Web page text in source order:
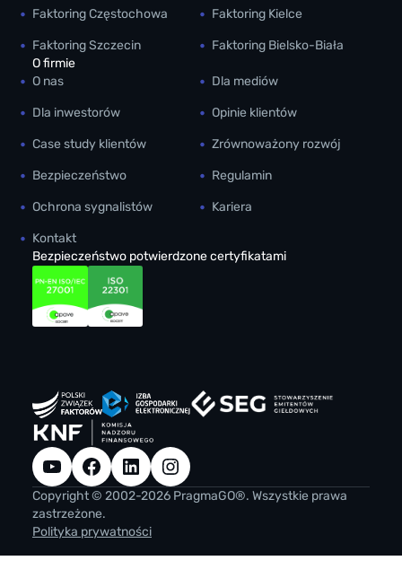
Faktoring Częstochowa Faktoring Kielce
Faktoring Szczecin
Faktoring Bielsko-Biała
O firmie
O nas
Dla mediów
Dla inwestorów Opinie klientów
Case study klientów Zrównoważony rozwój
Bezpieczeństwo Regulamin
Ochrona sygnalistów Kariera
Kontakt
Bezpieczeństwo potwierdzone certyfikatami
YouTubeFacebookLinkedInInstagram
Copyright © 2002-2026 PragmaGO®. Wszystkie prawa
zastrzeżone.
Polityka prywatności